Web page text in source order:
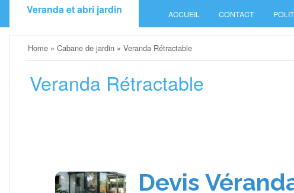
Veranda et abri jardin ACCUEIL CONTACT
Home »Cabane de jardin »Veranda Rétractable
Veranda Rétractable